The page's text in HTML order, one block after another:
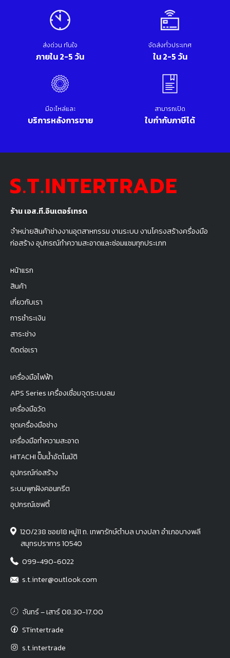
ร้าน เอส.ที.อินเตอร์เทรด
จำหน่ายสินค้าช่างงานอุตสาหกรรม งานระบบ งานโครงสร้างครื่องมือ
ก่อสร้าง อุปกรณ์ทำความสะอาดและซ่อมแซมทุกประเภท
หน้าแรก
สินค้า
เกี่ยวกับเรา
การชำระเงิน
สาระช่าง
ติดต่อเรา
เครื่องมือไฟฟ้า
APS Series เครื่องเชื่อมจุดระบบลม
เครื่องมือวัด
ชุดเครื่องมือช่าง
เครื่องมือทำความสะอาด
HITACHI ปั๊มน้ำอัตโนมัติ
อุปกรณ์ก่อสร้าง
ระบบพุกฝังคอนกรีต
อุปกรณ์เซฟตี้
120/238 ซอย18 หมู่11 ถ. เทพารักษ์ตำบล บางปลา อำเภอบางพลี
สมุทรปราการ 10540
099-490-6022
s.t.inter@outlook.com
จันทร์ – เสาร์ 08.30-17.00
STintertrade
s.t.intertrade
ส่งด่วน ทันใจ
ภายใน 2-5 วัน
จัดส่งทั่วประเทศ
ใน 2-5 วัน
มีอะไหล่และ
บริการหลังการขาย
สามารถเปิด
ใบกำกับภาษีได้